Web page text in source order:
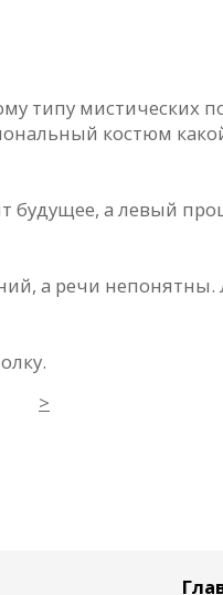
типу мистических
костюм
будущее, а левый
а речи
>